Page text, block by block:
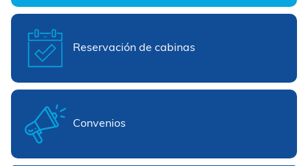
Reservación de cabinas
Convenios